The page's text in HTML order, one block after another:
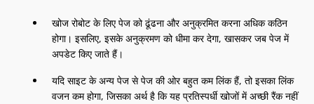
खोज रोबोट के लिए पेज को ढूंढना और अनुक्रमित करना अधिक कठिन
होगा। इसलिए, इसके अनुक्रमण को धीमा कर देगा, खासकर जब पेज में
अपडेट किए जाते हैं।
यदि साइट के अन्य पेज से पेज की ओर बहुत कम लिंक हैं, तो इसका लिंक
वजन कम होगा, जिसका अर्थ है कि यह प्रतिस्पर्धी खोजों में अच्छी रैंक नहीं